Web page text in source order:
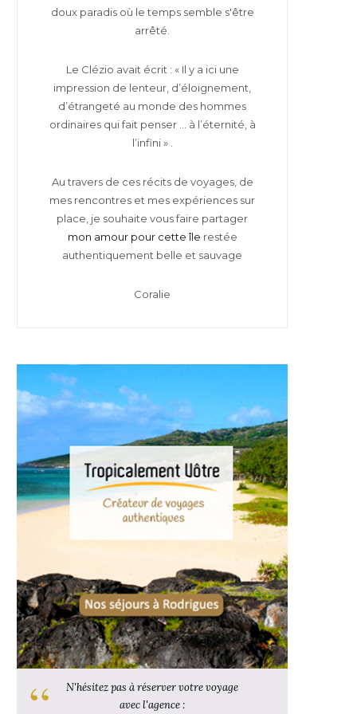
doux paradis où le temps semble s'être
arrêté.
Le Clézio avait écrit : « Il y a ici une
impression de lenteur, d’éloignement,
d’étrangeté au monde des hommes
ordinaires qui fait penser … à l’éternité, à
l’infini » .
Au travers de ces récits de voyages, de
mes rencontres et mes expériences sur
place, je souhaite vous faire partager
mon amour pour cette île restée
authentiquement belle et sauvage
Coralie
N'hésitez pas à réserver votre voyage
avec l'agence :